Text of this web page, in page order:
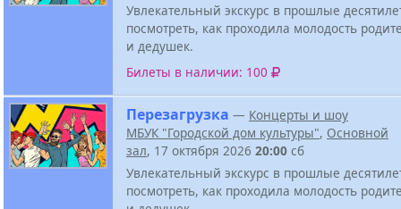
Увлекательный экскурс в прошлые
посмотреть, как проходила молодость
и дедушек.
Билеты в наличии: 100
Перезагрузка — Концерты и шоу
МБУК "Городской дом культуры", Основной
зал, 17 октября 2026 20:00 сб
Увлекательный экскурс в прошлые
посмотреть, как проходила молодость